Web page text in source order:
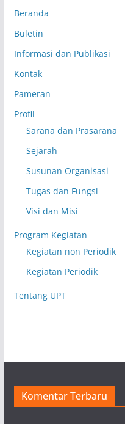
Beranda
Buletin
Informasi dan Publikasi
Kontak
Pameran
Profil
Sarana dan Prasarana
Sejarah
Susunan Organisasi
Tugas dan Fungsi
Visi dan Misi
Program Kegiatan
Kegiatan non Periodik
Kegiatan Periodik
Tentang UPT
Komentar Terbaru